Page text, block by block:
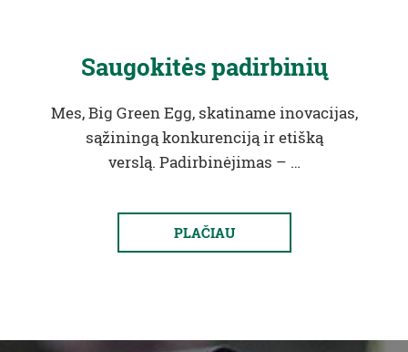
Saugokitės padirbinių
Mes, Big Green Egg, skatiname inovacijas,
sąžiningą konkurenciją ir etišką
verslą. Padirbinėjimas – …
PLAČIAU